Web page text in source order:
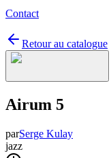
Contact
Retour au catalogue
Airum 5
parSerge Kulay
jazz